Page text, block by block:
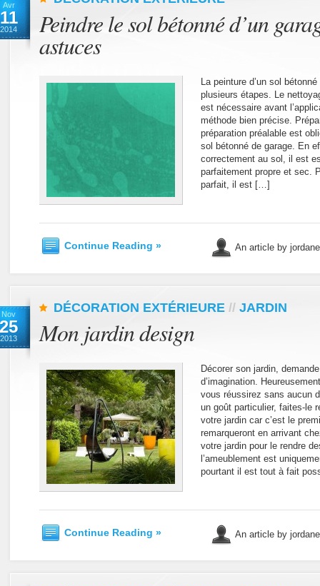
Avr
11
2014 Peindre le sol bétonné d’un
astuces
La peinture d’un sol
plusieurs étapes. Le
est nécessaire avant
méthode bien précise.
préparation préalable est
sol bétonné de garage. En
correctement au sol, il est
parfaitement propre et sec.
parfait, il est […]
Continue Reading » An article by
Nov
25
2013
DÉCORATION EXTÉRIEURE // JARDIN
Mon jardin design
Décorer son jardin,
d’imagination.
vous réussirez sans aucun
un goût particulier, faites-le
votre jardin car c’est le
remarqueront en arrivant
votre jardin pour le rendre
l’ameublement est
pourtant il est tout à fait
Continue Reading » An article by